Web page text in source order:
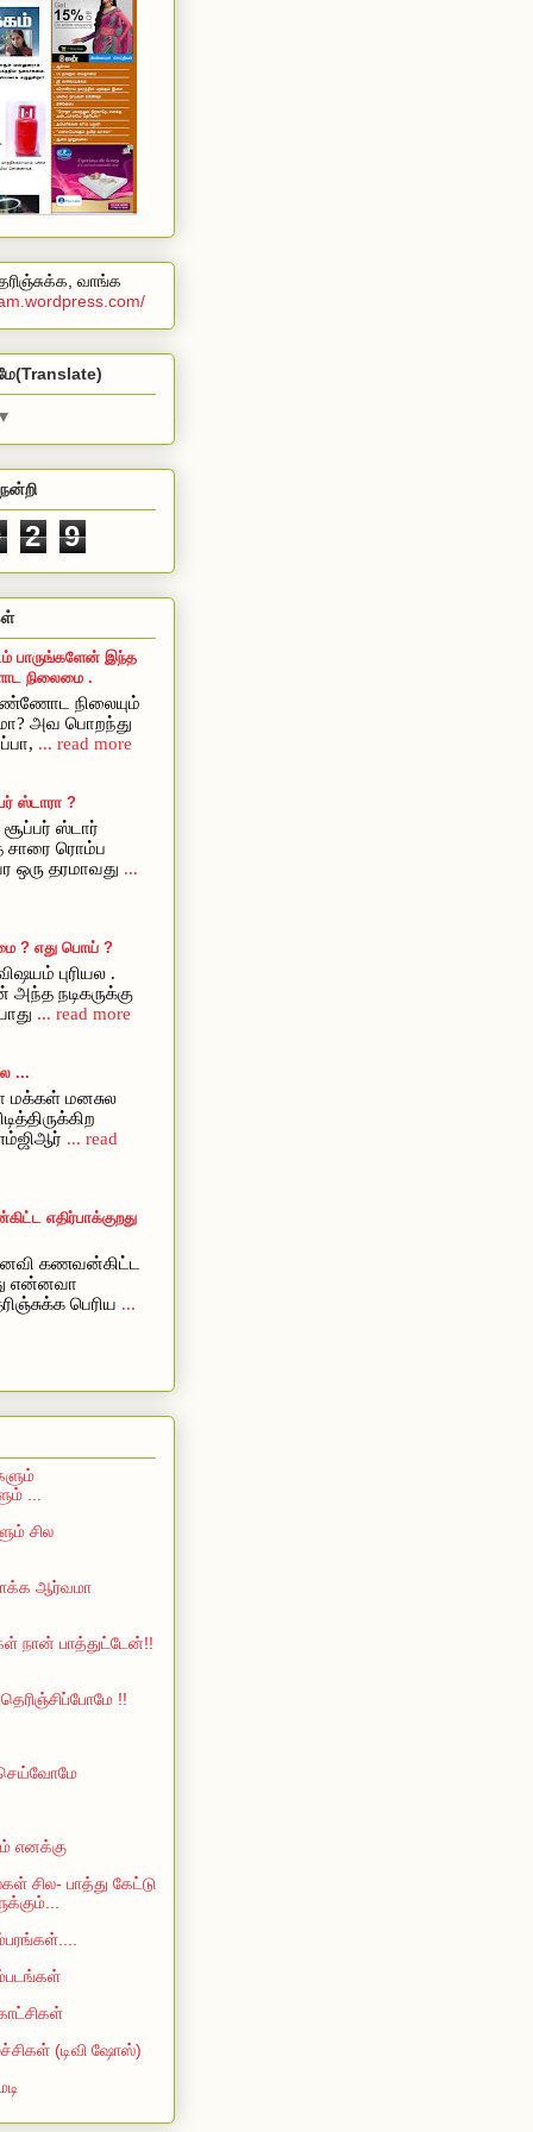
வாங்க
2 9
பாருங்களேன் இந்த
நிலைமை .
நிலையும்
அவ பொறந்து
... read more
ஸ்டாரா ?
ஸ்டார்
சாரை ரொம்ப
ஒரு தரமாவது ...
? எது பொய் ?
புரியல .
அந்த நடிகருக்கு
... read more
...
மக்கள் மனசுல
... read
எதிர்பாக்குறது
கணவன்கிட்ட
என்னவா
பெரிய ...
...
சில
ஆர்வமா
நான் பாத்துட்டேன்!!
!!
எனக்கு
சில- பாத்து கேட்டு
(டிவி ஷோஸ்)